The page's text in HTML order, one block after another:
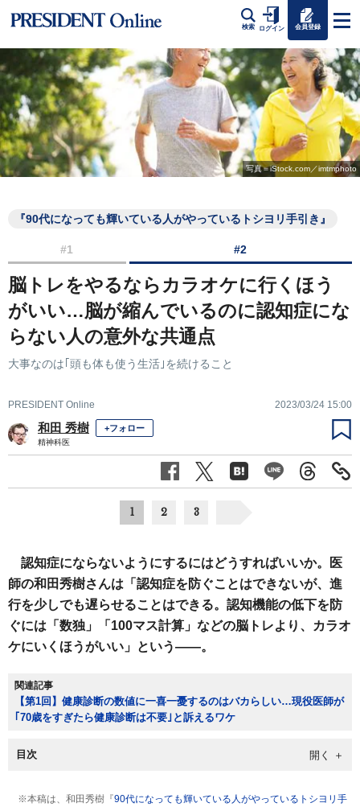
検索 ログイン 会員登録
写真＝iStock.com／imtmphoto
『90代になっても輝いている人がやっているトシヨリ手引き』
#1 #2
脳トレをやるならカラオケに行くほう
がいい…脳が縮んでいるのに認知症にな
らない人の意外な共通点
大事なのは｢頭も体も使う生活｣を続けること
PRESIDENT Online 2023/03/24 15:00
和田 秀樹 +フォロー
精神科医
1 2 3
認知症にならないようにするにはどうすればいいか。医
師の和田秀樹さんは「認知症を防ぐことはできないが、進
行を少しでも遅らせることはできる。認知機能の低下を防
ぐには「数独」「100マス計算」などの脳トレより、カラオ
ケにいくほうがいい」という――。
関連記事
【第1回】健康診断の数値に一喜一憂するのはバカらしい…現役医師が
｢70歳をすぎたら健康診断は不要｣と訴えるワケ
目次
※本稿は、和田秀樹『90代になっても輝いている人がやっているトシヨリ手